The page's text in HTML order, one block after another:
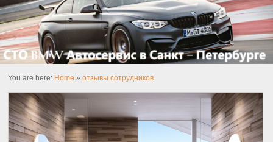
You are here: Home »отзывы сотрудников